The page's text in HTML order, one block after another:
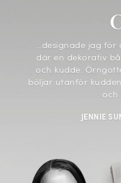
...designade jag för
där en dekorativ
och kudde.
böljar utanför
och
JENNIE